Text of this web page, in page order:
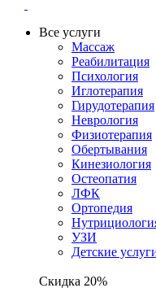
Все услуги
Массаж
Реабилитация
Психология
Иглотерапия
Гирудотерапия
Неврология
Физиотерапия
Обертывания
Кинезиология
Остеопатия
ЛФК
Ортопедия
УЗИ
Детские
Скидка 20%